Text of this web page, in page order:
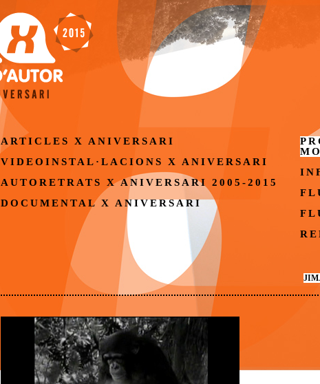
ARTICLES X ANIVERSARI
VIDEOINSTAL·LACIONS X ANIVERSARI
AUTORETRATS X ANIVERSARI 2005-2015
DOCUMENTAL X ANIVERSARI